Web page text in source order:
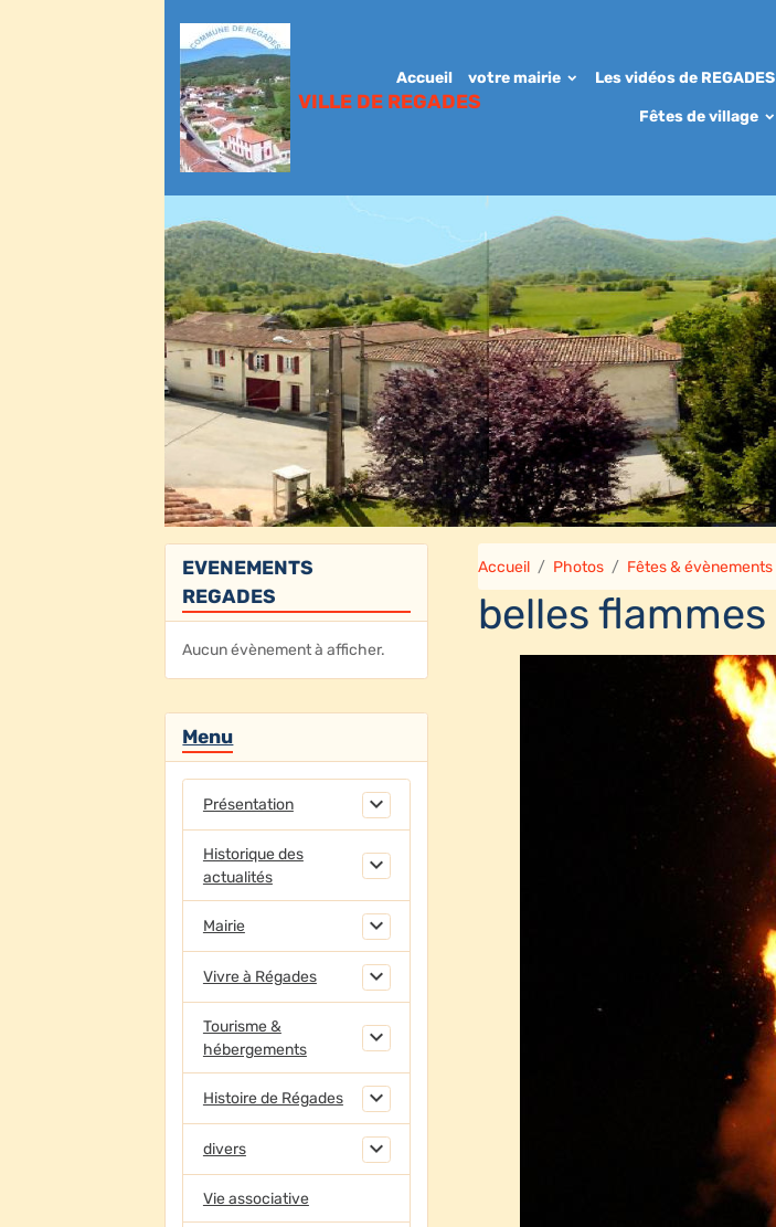
VILLE DE REGADES
Accueil votre mairie Les vidéos de REGADES
Fêtes de village
Accueil Photos Fêtes & évènements
belles flammes
EVENEMENTS
REGADES
Aucun évènement à afficher.
Menu
Présentation
Historique des
actualités
Mairie
Vivre à Régades
Tourisme &
hébergements
Histoire de Régades
divers
Vie associative